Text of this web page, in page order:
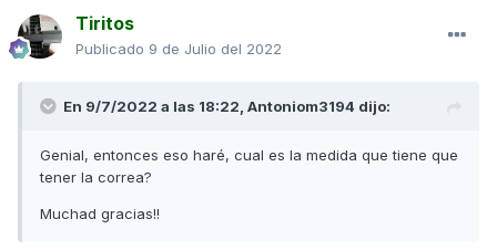
Tiritos
Publicado 9 de Julio del 2022
En 9/7/2022 a las 18:22, Antoniom3194 dijo:
Genial, entonces eso haré, cual es la medida que tiene que
tener la correa?
Muchad gracias!!